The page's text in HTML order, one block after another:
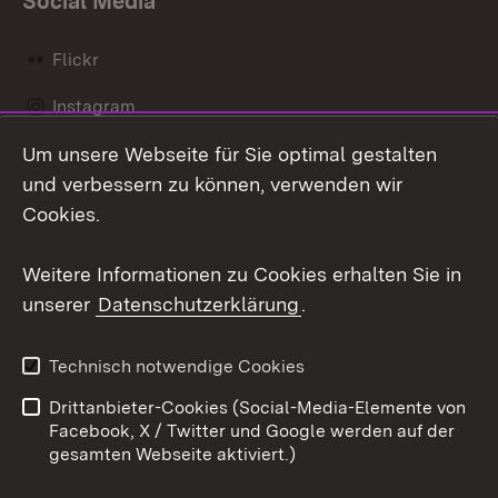
Flickr
Instagram
Social Wall
Barrierefreiheit
Benutzungshinweise
Impressum
Cookies
Um unsere Webseite für Sie optimal gestalten
und verbessern zu können, verwenden wir
Cookies.
Weitere Informationen zu Cookies erhalten Sie in
unserer Datenschutzerklärung.
Technisch notwendige Cookies
Drittanbieter-Cookies (Social-Media-Elemente von
Facebook, X / Twitter und Google werden auf der
gesamten Webseite aktiviert.)